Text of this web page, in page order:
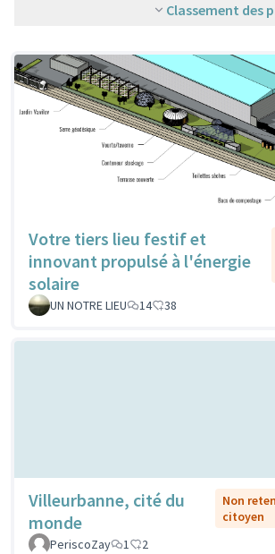
Classement des
Votre tiers lieu festif et
innovant propulsé à l'énergie
solaire
UN NOTRE LIEU 14 38
Villeurbanne, cité du
monde
Non
citoyen
PeriscoZay
1 2